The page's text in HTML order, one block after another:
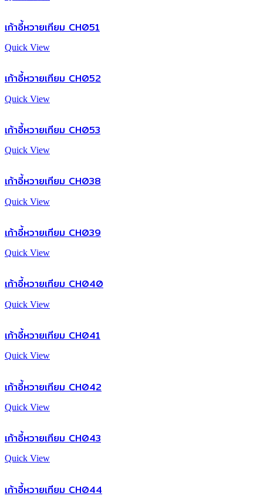
เก้าอี้หวายเทียม CH051
Quick View
เก้าอี้หวายเทียม CH052
Quick View
เก้าอี้หวายเทียม CH053
Quick View
เก้าอี้หวายเทียม CH038
Quick View
เก้าอี้หวายเทียม CH039
Quick View
เก้าอี้หวายเทียม CH040
Quick View
เก้าอี้หวายเทียม CH041
Quick View
เก้าอี้หวายเทียม CH042
Quick View
เก้าอี้หวายเทียม CH043
Quick View
เก้าอี้หวายเทียม CH044